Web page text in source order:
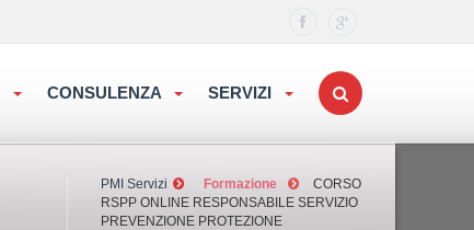
CONSULENZA SERVIZI
PMI Servizi Formazione
CORSO
RSPP ONLINE RESPONSABILE SERVIZIO
PREVENZIONE PROTEZIONE